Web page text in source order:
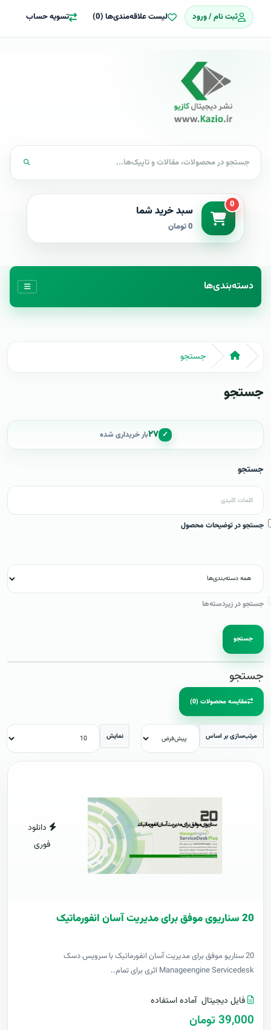
ثبت نام / ورود لیست علاقه‌مندی‌ها (0) تسویه حساب
0 سبد خرید شما
0 تومان
دسته‌بندی‌ها
جستجو
جستجو
✓ ۲۷بار خریداری شده
جستجو
جستجو در توضیحات محصول
جستجو در زیردسته‌ها
جستجو
جستجو
مقایسه محصولات (0)
مرتب‌سازی بر اساس نمایش
دانلود
فوری
20 سناریوی موفق برای مدیریت آسان انفورماتیک
20 سناریو موفق برای مدیریت آسان انفورماتیک با سرویس دسک
Manageengine Servicedesk اثری برای تمام..
فایل دیجیتال آماده استفاده
39,000 تومان